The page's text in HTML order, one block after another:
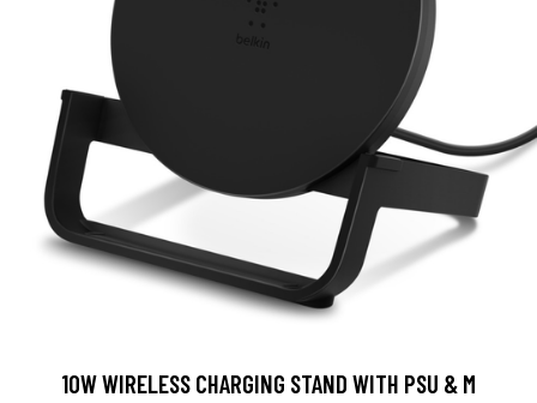
10W WIRELESS CHARGING STAND WITH PSU & M